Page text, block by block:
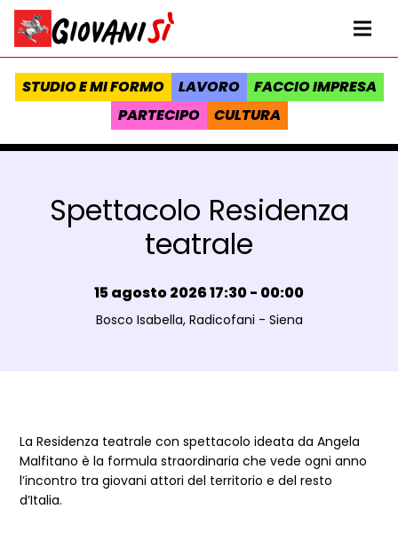
Vai al contenuto
Homepage Giovanisì - Progetto della Regione Toscana
STUDIO E MI FORMO LAVORO
FACCIO IMPRESA
PARTECIPO
CULTURA
Spettacolo Residenza
teatrale
Data e ora:
15 agosto 2026 17:30 - 00:00
Luogo:
Bosco Isabella, Radicofani - Siena
La Residenza teatrale con spettacolo ideata da Angela
Malfitano è la formula straordinaria che vede ogni anno
l’incontro tra giovani attori del territorio e del resto
d’Italia.